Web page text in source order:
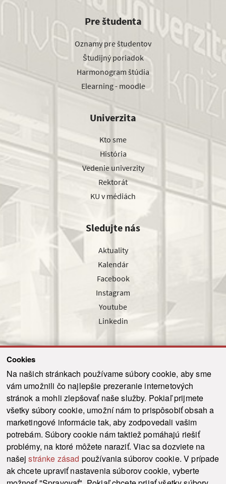
Cookies
Na našich stránkach používame súbory cookie, aby sme
vám umožnili čo najlepšie prezeranie internetových
stránok a mohli zlepšovať naše služby. Pokiaľ prijmete
všetky súbory cookie, umožní nám to prispôsobiť obsah a
marketingové informácie tak, aby zodpovedali vašim
potrebám. Súbory cookie nám taktiež pomáhajú riešiť
problémy, na ktoré môžete naraziť. Viac sa dozviete na
našejstránke zásad používania súborov cookie. V prípade
ak chcete upraviť nastavenia súborov cookie, vyberte
Pre študenta
Oznamy pre študentov
Študijný poriadok
Harmonogram štúdia
Elearning - moodle
Univerzita
Kto sme
História
Vedenie univerzity
Rektorát
KU v médiách
Sledujte nás
Aktuality
Kalendár
Facebook
Instagram
Youtube
Linkedin
Odoslať
© 2021-2026 ku.sk. Všetky práva vyhradené. | Ochrana osobných údajov
Vyhlásenie o prístupnosti |
Admin